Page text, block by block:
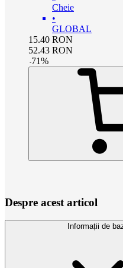
Cheie
•
GLOBAL
15.40 RON
52.43 RON
-71%
Despre acest articol
Informații de